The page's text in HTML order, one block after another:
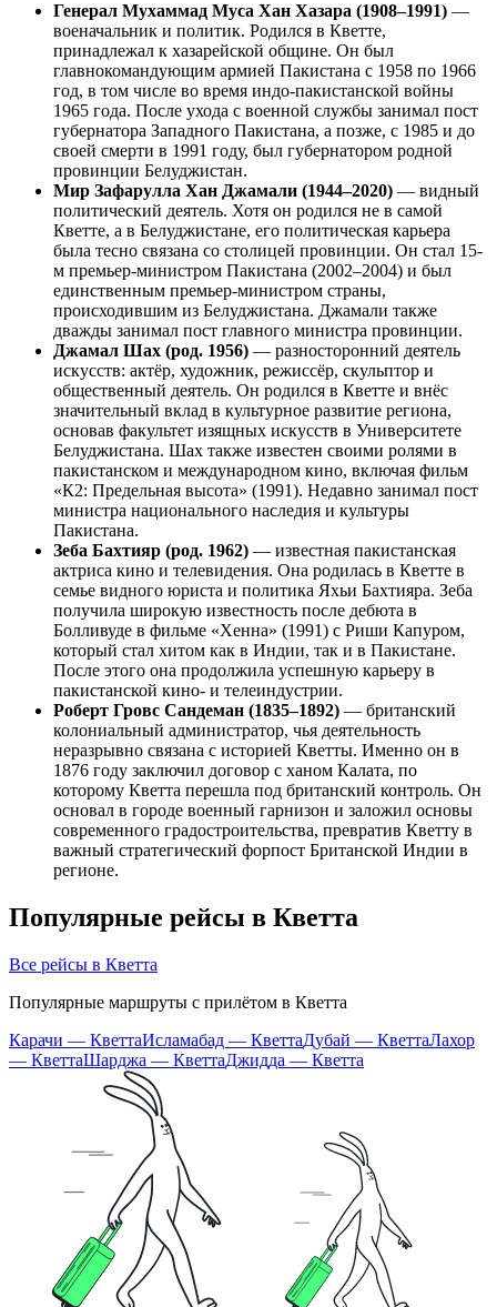
Генерал Мухаммад Муса Хан Хазара (1908–1991) —
военачальник и политик. Родился в Кветте,
принадлежал к хазарейской общине. Он был
главнокомандующим армией Пакистана с 1958 по 1966
год, в том числе во время индо-пакистанской войны
1965 года. После ухода с военной службы занимал пост
губернатора Западного Пакистана, а позже, с 1985 и до
своей смерти в 1991 году, был губернатором родной
провинции Белуджистан.
Мир Зафарулла Хан Джамали (1944–2020) — видный
политический деятель. Хотя он родился не в самой
Кветте, а в Белуджистане, его политическая карьера
была тесно связана со столицей провинции. Он стал 15-
м премьер-министром Пакистана (2002–2004) и был
единственным премьер-министром страны,
происходившим из Белуджистана. Джамали также
дважды занимал пост главного министра провинции.
Джамал Шах (род. 1956) — разносторонний деятель
искусств: актёр, художник, режиссёр, скульптор и
общественный деятель. Он родился в Кветте и внёс
значительный вклад в культурное развитие региона,
основав факультет изящных искусств в Университете
Белуджистана. Шах также известен своими ролями в
пакистанском и международном кино, включая фильм
«К2: Предельная высота» (1991). Недавно занимал пост
министра национального наследия и культуры
Пакистана.
Зеба Бахтияр (род. 1962) — известная пакистанская
актриса кино и телевидения. Она родилась в Кветте в
семье видного юриста и политика Яхьи Бахтияра. Зеба
получила широкую известность после дебюта в
Болливуде в фильме «Хенна» (1991) с Риши Капуром,
который стал хитом как в Индии, так и в Пакистане.
После этого она продолжила успешную карьеру в
пакистанской кино- и телеиндустрии.
Роберт Гровс Сандеман (1835–1892) — британский
колониальный администратор, чья деятельность
неразрывно связана с историей Кветты. Именно он в
1876 году заключил договор с ханом Калата, по
которому Кветта перешла под британский контроль. Он
основал в городе военный гарнизон и заложил основы
современного градостроительства, превратив Кветту в
важный стратегический форпост Британской Индии в
регионе.
Популярные рейсы в Кветта
Все рейсы в Кветта
Популярные маршруты с прилётом в Кветта
Карачи — КветтаИсламабад — КветтаДубай — КветтаЛахор
— КветтаШарджа — КветтаДжидда — Кветта